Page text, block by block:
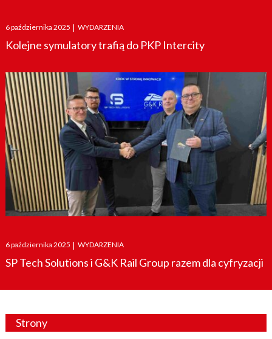
Posted
on
6 października 2025 | WYDARZENIA
Kolejne symulatory trafią do PKP Intercity
Posted
on
6 października 2025 | WYDARZENIA
SP Tech Solutions i G&K Rail Group razem dla cyfryzacji
Strony